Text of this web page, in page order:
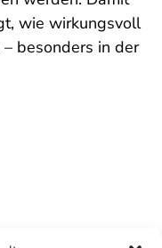
wie wirkungsvoll
besonders in der